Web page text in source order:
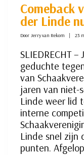
Comeback
der Linde
Door Jerry van Rekom 23
SLIEDRECHT
geduchte
van
jaren van niet-
Linde weer lid
interne
Linde snel zijn
punten.